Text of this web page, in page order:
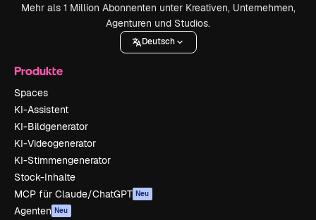
Mehr als 1 Million Abonnenten unter Kreativen, Unternehmen,
Agenturen und Studios.
Deutsch
Produkte
Spaces
KI-Assistent
KI-Bildgenerator
KI-Videogenerator
KI-Stimmengenerator
Stock-Inhalte
MCP für Claude/ChatGPT Neu
Agenten Neu